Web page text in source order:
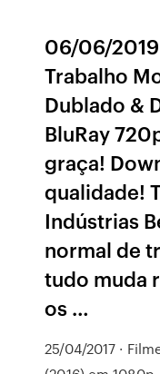
06/06/2019
Trabalho
Dublado &
BluRay
graça!
qualidade!
Indústrias
normal de
tudo muda
os …
25/04/2017 ·